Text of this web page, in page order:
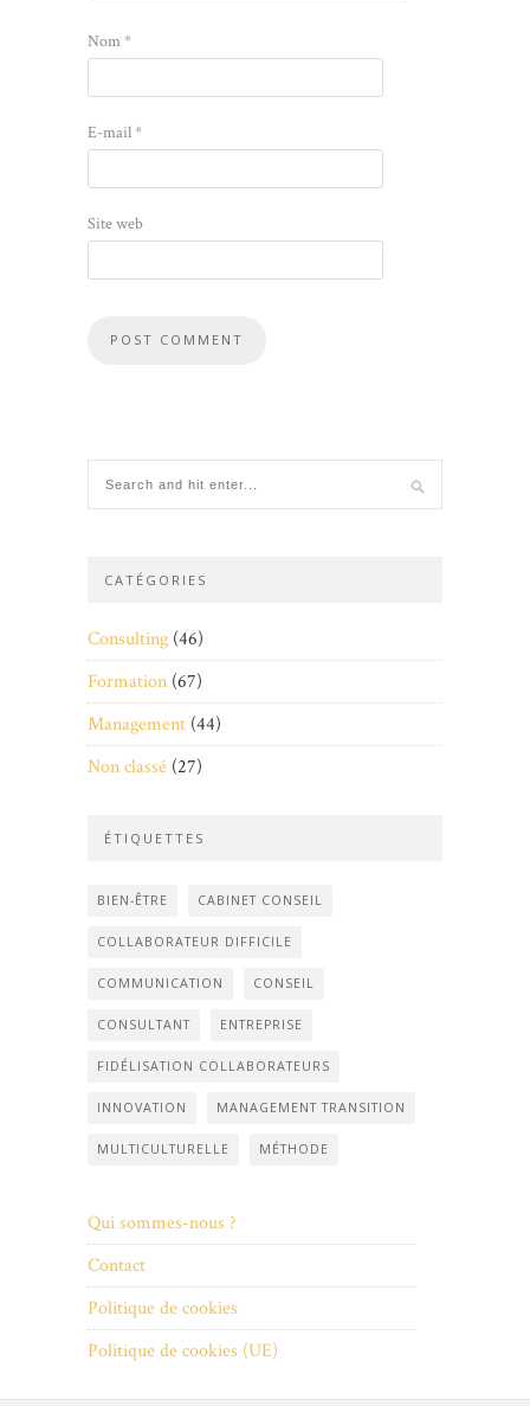
Nom*
E-mail*
Site web
CATÉGORIES
Consulting (46)
Formation (67)
Management (44)
Non classé (27)
ÉTIQUETTES
BIEN-ÊTRE CABINET CONSEIL
COLLABORATEUR DIFFICILE
COMMUNICATION CONSEIL
CONSULTANT ENTREPRISE
FIDÉLISATION COLLABORATEURS
INNOVATION MANAGEMENT TRANSITION
MULTICULTURELLE MÉTHODE
Qui sommes-nous ?
Contact
Politique de cookies
Politique de cookies (UE)